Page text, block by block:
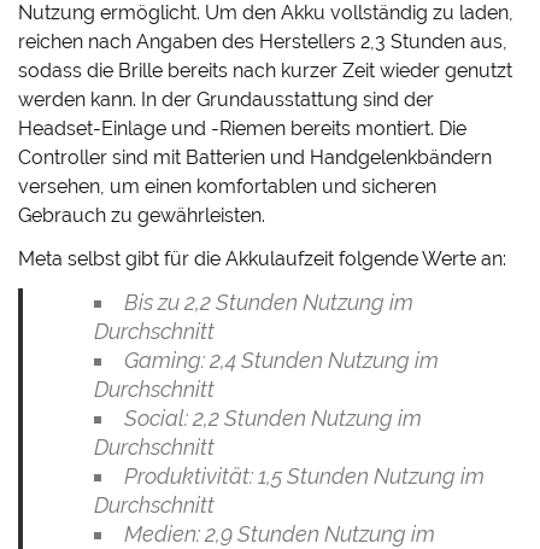
Nutzung ermöglicht. Um den Akku vollständig zu laden,
reichen nach Angaben des Herstellers 2,3 Stunden aus,
sodass die Brille bereits nach kurzer Zeit wieder genutzt
werden kann. In der Grundausstattung sind der
Headset-Einlage und -Riemen bereits montiert. Die
Controller sind mit Batterien und Handgelenkbändern
versehen, um einen komfortablen und sicheren
Gebrauch zu gewährleisten.
Meta selbst gibt für die Akkulaufzeit folgende Werte an:
Bis zu 2,2 Stunden Nutzung im
Durchschnitt
Gaming: 2,4 Stunden Nutzung im
Durchschnitt
Social: 2,2 Stunden Nutzung im
Durchschnitt
Produktivität: 1,5 Stunden Nutzung im
Durchschnitt
Medien: 2,9 Stunden Nutzung im